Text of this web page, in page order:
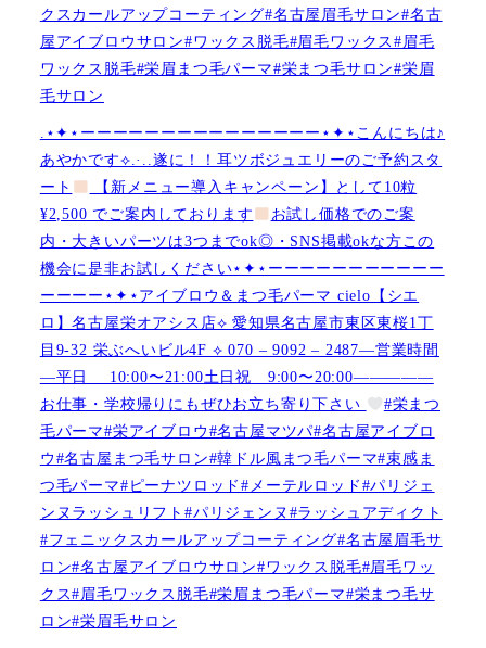
クスカールアップコーティング#名古屋眉毛サロン#名古
屋アイブロウサロン#ワックス脱毛#眉毛ワックス#眉毛
ワックス脱毛#栄眉まつ毛パーマ#栄まつ毛サロン#栄眉
毛サロン
.⋆✦⋆ーーーーーーーーーーーーーーー⋆✦⋆こんにちは♪
あやかです︎⟡.·..遂に！！耳ツボジュエリーのご予約スタ
ート
【新メニュー導入キャンペーン】として10粒
¥2,500 でご案内しております
お試し価格でのご案
内・大きいパーツは3つまでok◎・SNS掲載okな方この
機会に是非お試しください⋆✦⋆ーーーーーーーーーーー
ーーーー⋆✦⋆アイブロウ＆まつ毛パーマ cielo【シエ
ロ】名古屋栄オアシス店︎︎⟡ 愛知県名古屋市東区東桜1丁
目9-32 栄ぶへいビル4F ︎︎⟡ 070 – 9092 – 2487—営業時間
—平日 10:00〜21:00土日祝 9:00〜20:00—————
お仕事・学校帰りにもぜひお立ち寄り下さい
#栄まつ
毛パーマ#栄アイブロウ#名古屋マツパ#名古屋アイブロ
ウ#名古屋まつ毛サロン#韓ドル風まつ毛パーマ#束感ま
つ毛パーマ#ピーナツロッド#メーテルロッド#パリジェ
ンヌラッシュリフト#パリジェンヌ#ラッシュアディクト
#フェニックスカールアップコーティング#名古屋眉毛サ
ロン#名古屋アイブロウサロン#ワックス脱毛#眉毛ワッ
クス#眉毛ワックス脱毛#栄眉まつ毛パーマ#栄まつ毛サ
ロン#栄眉毛サロン